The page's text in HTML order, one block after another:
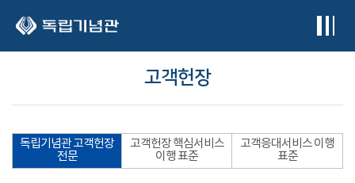
고객헌장
독립기념관 고객헌장
전문
고객헌장 핵심서비스
이행 표준
고객응대서비스 이행
표준